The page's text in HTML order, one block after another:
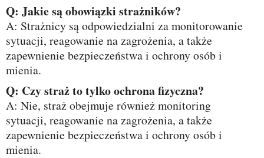
Q: Jakie są obowiązki strażników?
A: Strażnicy są odpowiedzialni za monitorowanie
sytuacji, reagowanie na zagrożenia, a także
zapewnienie bezpieczeństwa i ochrony osób i
mienia.
Q: Czy straż to tylko ochrona fizyczna?
A: Nie, straż obejmuje również monitoring
sytuacji, reagowanie na zagrożenia, a także
zapewnienie bezpieczeństwa i ochrony osób i
mienia.